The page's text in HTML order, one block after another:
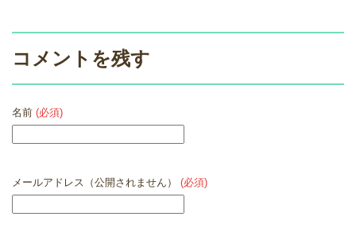
コメントを残す
名前 (必須)
メールアドレス（公開されません） (必須)